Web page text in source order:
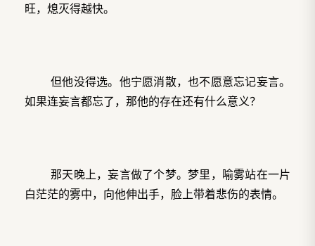
旺，熄灭得越快。
但他没得选。他宁愿消散，也不愿意忘记妄言。
如果连妄言都忘了，那他的存在还有什么意义？
那天晚上，妄言做了个梦。梦里，喻雾站在一片
白茫茫的雾中，向他伸出手，脸上带着悲伤的表情。